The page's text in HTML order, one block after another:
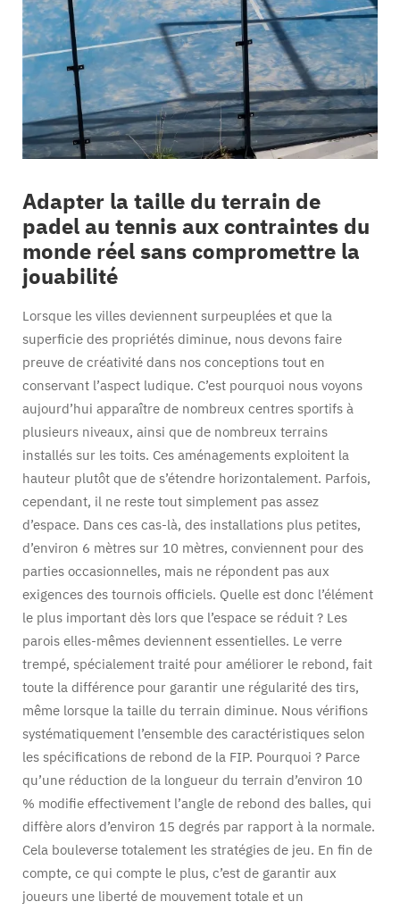
Adapter la taille du terrain de
padel au tennis aux contraintes du
monde réel sans compromettre la
jouabilité
Lorsque les villes deviennent surpeuplées et que la
superficie des propriétés diminue, nous devons faire
preuve de créativité dans nos conceptions tout en
conservant l’aspect ludique. C’est pourquoi nous voyons
aujourd’hui apparaître de nombreux centres sportifs à
plusieurs niveaux, ainsi que de nombreux terrains
installés sur les toits. Ces aménagements exploitent la
hauteur plutôt que de s’étendre horizontalement. Parfois,
cependant, il ne reste tout simplement pas assez
d’espace. Dans ces cas-là, des installations plus petites,
d’environ 6 mètres sur 10 mètres, conviennent pour des
parties occasionnelles, mais ne répondent pas aux
exigences des tournois officiels. Quelle est donc l’élément
le plus important dès lors que l’espace se réduit ? Les
parois elles-mêmes deviennent essentielles. Le verre
trempé, spécialement traité pour améliorer le rebond, fait
toute la différence pour garantir une régularité des tirs,
même lorsque la taille du terrain diminue. Nous vérifions
systématiquement l’ensemble des caractéristiques selon
les spécifications de rebond de la FIP. Pourquoi ? Parce
qu’une réduction de la longueur du terrain d’environ 10
% modifie effectivement l’angle de rebond des balles, qui
diffère alors d’environ 15 degrés par rapport à la normale.
Cela bouleverse totalement les stratégies de jeu. En fin de
compte, ce qui compte le plus, c’est de garantir aux
joueurs une liberté de mouvement totale et un